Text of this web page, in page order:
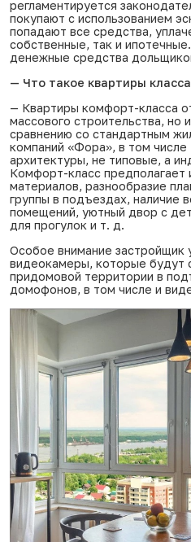
регламентируется
покупают с использованием
попадают все средства,
собственные, так и
денежные средства
— Что такое квартиры
— Квартиры комфорт-класса
массового строительства,
сравнению со стандартным
компаний «Фора», в том числе
архитектуры, не типовые, а
Комфорт-класс предполагает
материалов, разнообразие
группы в подъездах, наличие
помещений, уютный двор с
для прогулок и т. д.
Особое внимание застройщик
видеокамеры, которые будут
придомовой территории в
домофонов, в том числе и